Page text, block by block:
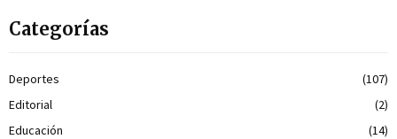
Categorías
Deportes
(107)
Editorial
(2)
Educación
(14)